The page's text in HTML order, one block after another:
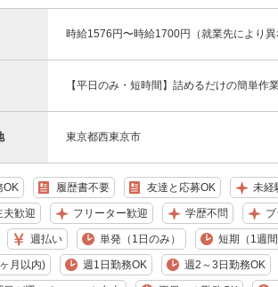
時給1576円〜時給1700円（就業先により異
【平日のみ・短時間】詰めるだけの簡単作
東京都西東京市
OK 履歴書不要 友達と応募OK 未経
夫歓迎 フリーター歓迎 学歴不問
週払い 単発（1日のみ） 短期（1週間
月以内) 週1日勤務OK 週2～3日勤務OK